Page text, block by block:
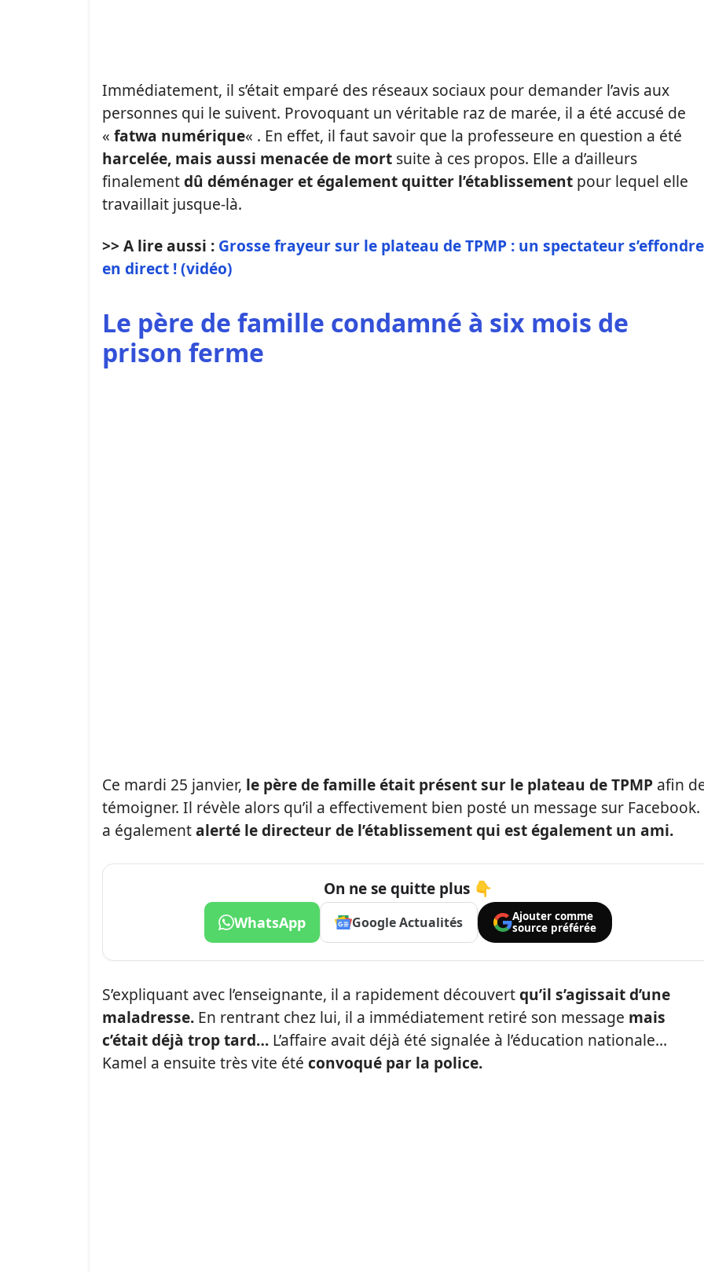
Immédiatement, il s’était emparé des réseaux sociaux pour demander l’avis aux
personnes qui le suivent. Provoquant un véritable raz de marée, il a été accusé de
« fatwa numérique« . En effet, il faut savoir que la professeure en question a été
harcelée, mais aussi menacée de mort suite à ces propos. Elle a d’ailleurs
finalementdû déménager et également quitter l’établissement pour lequel elle
travaillait jusque-là.
>> A lire aussi : Grosse frayeur sur le plateau de TPMP : un spectateur s’effondre
en direct ! (vidéo)
Le père de famille condamné à six mois de
prison ferme
Ce mardi 25 janvier, le père de famille était présent sur le plateau de TPMP afin
témoigner. Il révèle alors qu’il a effectivement bien posté un message sur
a égalementalerté le directeur de l’établissement qui est également un ami.
On ne se quitte plus 👇
WhatsApp Google Actualités
Ajouter comme
source préférée
S’expliquant avec l’enseignante, il a rapidement découvertqu’il s’agissait d’une
maladresse. En rentrant chez lui, il a immédiatement retiré son message mais
c’était déjà trop tard… L’affaire avait déjà été signalée à l’éducation nationale…
Kamel a ensuite très vite été convoqué par la police.